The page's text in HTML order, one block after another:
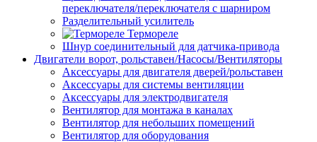
переключателя/переключателя с шарниром
Разделительный усилитель
Термореле
Шнур соединительный для датчика-привода
Двигатели ворот, рольставен/Насосы/Вентиляторы
Аксессуары для двигателя дверей/рольставен
Аксессуары для системы вентиляции
Аксессуары для электродвигателя
Вентилятор для монтажа в каналах
Вентилятор для небольших помещений
Вентилятор для оборудования